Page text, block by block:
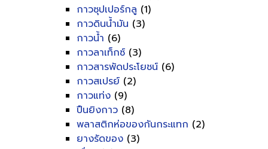
กาวซุปเปอร์กลู (1)
กาวดินน้ำมัน (3)
กาวน้ำ (6)
กาวลาเท็กซ์ (3)
กาวสารพัดประโยชน์ (6)
กาวสเปรย์ (2)
กาวแท่ง (9)
ปืนยิงกาว (8)
พลาสติกห่อของกันกระแทก (2)
ยางรัดของ (3)